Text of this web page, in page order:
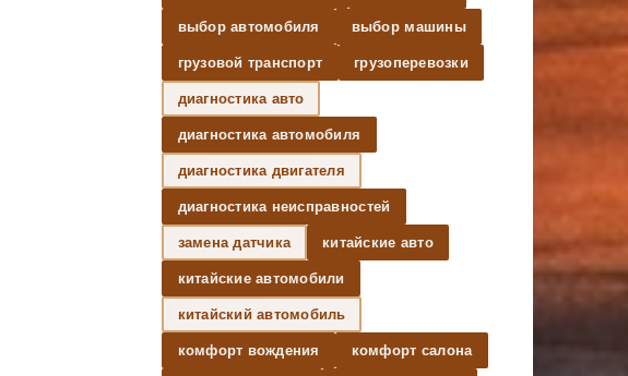
выбор автомобиля выбор машины
грузовой транспорт грузоперевозки
диагностика авто
диагностика автомобиля
диагностика двигателя
диагностика неисправностей
замена датчика китайские авто
китайские автомобили
китайский автомобиль
комфорт вождения комфорт салона